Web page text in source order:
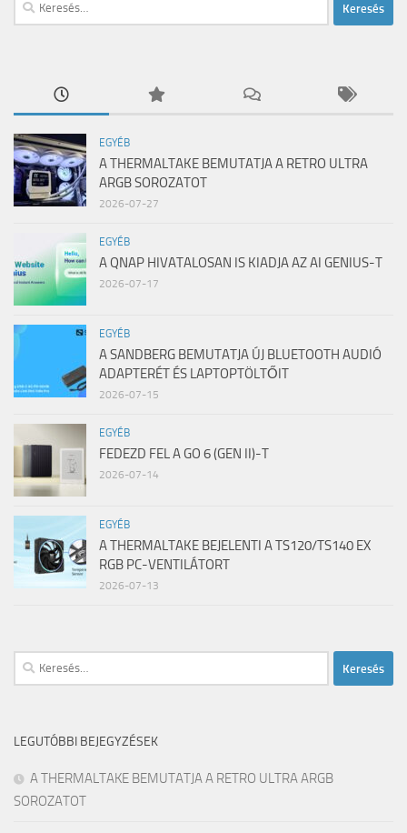
EGYÉB
A THERMALTAKE BEMUTATJA A RETRO ULTRA
ARGB SOROZATOT
2026-07-27
EGYÉB
A QNAP HIVATALOSAN IS KIADJA AZ AI GENIUS-T
2026-07-17
EGYÉB
A SANDBERG BEMUTATJA ÚJ BLUETOOTH AUDIÓ
ADAPTERÉT ÉS LAPTOPTÖLTŐIT
2026-07-15
EGYÉB
FEDEZD FEL A GO 6 (GEN II)-T
2026-07-14
EGYÉB
A THERMALTAKE BEJELENTI A TS120/TS140 EX
RGB PC-VENTILÁTORT
2026-07-13
Keresés:
LEGUTÓBBI BEJEGYZÉSEK
A THERMALTAKE BEMUTATJA A RETRO ULTRA ARGB
SOROZATOT